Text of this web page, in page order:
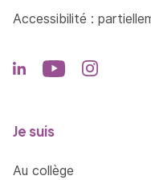
Accessibilité :
Je suis
Au collège